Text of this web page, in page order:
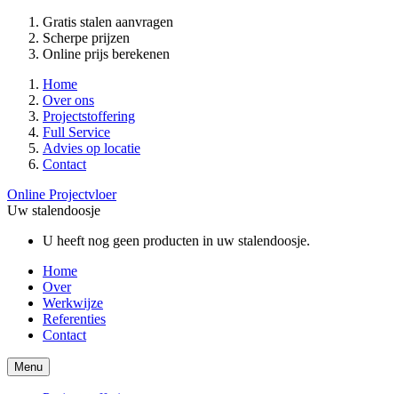
Gratis stalen aanvragen
Scherpe prijzen
Online prijs berekenen
Home
Over ons
Projectstoffering
Full Service
Advies op locatie
Contact
Online Projectvloer
Uw stalendoosje
U heeft nog geen producten in uw stalendoosje.
Home
Over
Werkwijze
Referenties
Contact
Menu